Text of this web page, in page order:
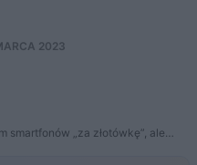
2023
smartfonów „za złotówkę”, ale…